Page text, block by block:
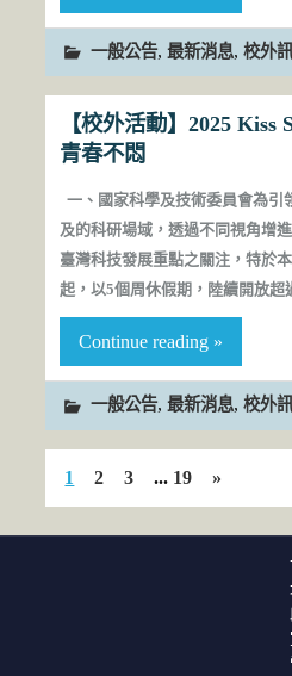
一般公告, 最新消息, 校外
【校外活動】2025 Kiss
青春不悶
一、國家科學及技術委員會為引
及的科研場域，透過不同視角增
臺灣科技發展重點之關注，特於
起，以5個周休假期，陸續開放
Continue reading »
一般公告, 最新消息, 校外
1 2 3 ... 19 »